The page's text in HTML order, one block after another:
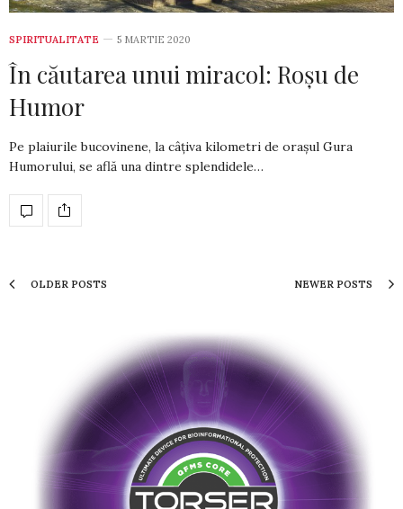
SPIRITUALITATE 5 MARTIE 2020
În căutarea unui miracol: Roșu de
Humor
Pe plaiurile bucovinene, la câțiva kilometri de orașul Gura
Humorului, se află una dintre splendidele…
OLDER POSTS NEWER POSTS